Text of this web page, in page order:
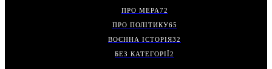
ПРО МЕРА72
ПРО ПОЛІТИКУ65
ВОЄННА ІСТОРІЯ32
БЕЗ КАТЕГОРІЇ2